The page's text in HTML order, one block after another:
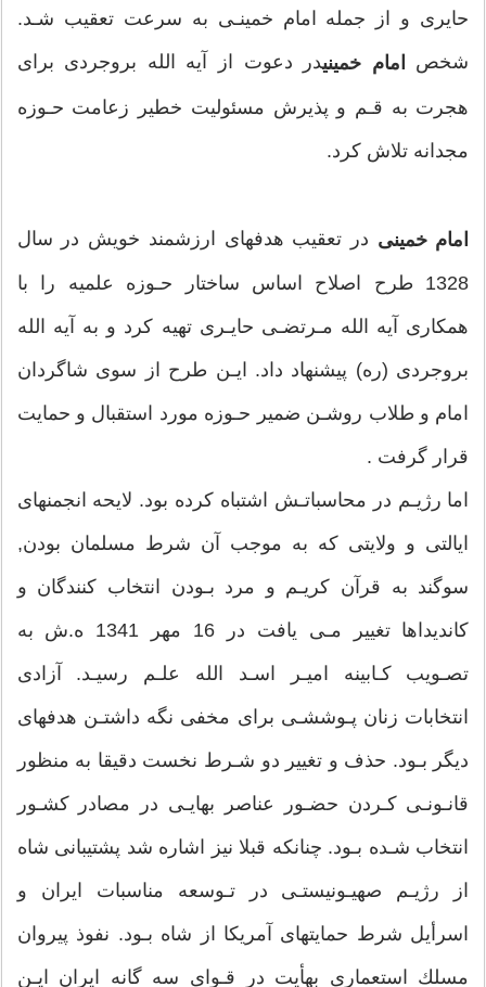
حايرى و از جمله امام خمينـى به سرعت تعقيب شـد.
شخص امام خمینیدر دعوت از آيه الله بروجردى براى
هجرت به قـم و پذيرش مسئوليت خطير زعامت حـوزه
مجدانه تلاش كرد.
امام خمينى در تعقيب هدفهاى ارزشمند خويش در سال
1328 طرح اصلاح اساس ساختار حـوزه علميه را با
همكارى آيه الله مـرتضـى حايـرى تهيه كرد و به آيه الله
بروجردى (ره) پيشنهاد داد. ايـن طرح از سوى شاگردان
امام و طلاب روشـن ضمير حـوزه مورد استقبال و حمايت
قرار گرفت .
اما رژيـم در محاسباتـش اشتباه كرده بود. لايحه انجمنهاى
ايالتى و ولايتى كه به موجب آن شرط مسلمان بودن,
سوگند به قرآن كريـم و مرد بـودن انتخاب كنندگان و
كانديداها تغيير مـى يافت در 16 مهر 1341 ه.ش به
تصـويب كـابينه اميـر اسـد الله علـم رسيـد. آزادى
انتخابات زنان پـوششـى براى مخفى نگه داشتـن هدفهاى
ديگر بـود. حذف و تغيير دو شـرط نخست دقيقا به منظور
قانـونـى كـردن حضـور عناصر بهايـى در مصادر كشـور
انتخاب شـده بـود. چنانكه قبلا نيز اشاره شد پشتيبانى شاه
از رژيـم صهيـونيستـى در تـوسعه مناسبات ايران و
اسرأيل شرط حمايتهاى آمريكا از شاه بـود. نفوذ پيروان
مسلك استعمارى بهأيت در قـواى سه گانه ايران ايـن